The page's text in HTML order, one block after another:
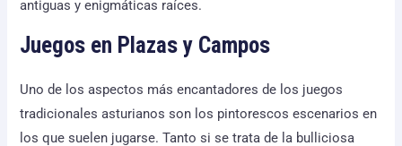
antiguas y enigmáticas raíces.
Juegos en Plazas y Campos
Uno de los aspectos más encantadores de los juegos
tradicionales asturianos son los pintorescos escenarios en
los que suelen jugarse. Tanto si se trata de la bulliciosa